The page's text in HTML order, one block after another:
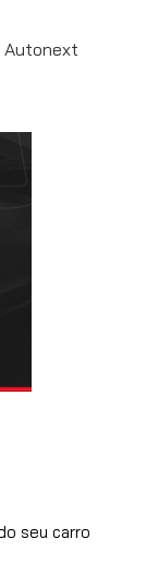
Autonext
seu carro